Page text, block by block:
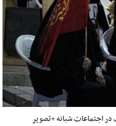
اجتماعات شبانه +تصویر